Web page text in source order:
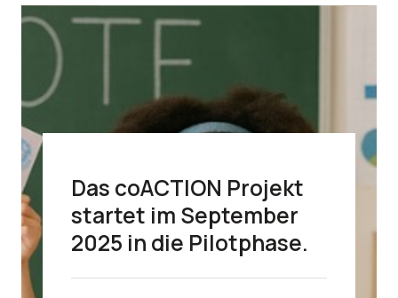
Das coACTION Projekt
startet im September
2025 in die Pilotphase.